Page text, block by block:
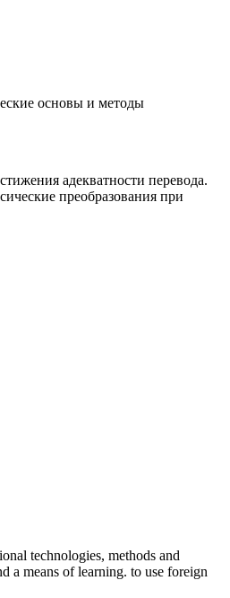
основы и методы
адекватности перевода.
преобразования при
technologies, methods and
a means of learning. to use foreign